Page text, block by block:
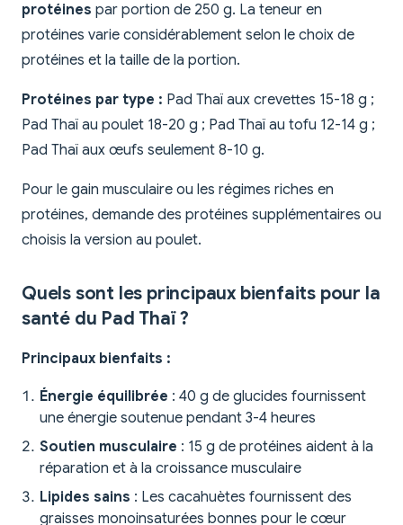
protéines par portion de 250 g. La teneur en
protéines varie considérablement selon le choix de
protéines et la taille de la portion.
Protéines par type : Pad Thaï aux crevettes 15-18 g ;
Pad Thaï au poulet 18-20 g ; Pad Thaï au tofu 12-14 g ;
Pad Thaï aux œufs seulement 8-10 g.
Pour le gain musculaire ou les régimes riches en
protéines, demande des protéines supplémentaires ou
choisis la version au poulet.
Quels sont les principaux bienfaits pour la
santé du Pad Thaï ?
Principaux bienfaits :
Énergie équilibrée : 40 g de glucides fournissent
une énergie soutenue pendant 3-4 heures
Soutien musculaire : 15 g de protéines aident à la
réparation et à la croissance musculaire
Lipides sains : Les cacahuètes fournissent des
graisses monoinsaturées bonnes pour le cœur